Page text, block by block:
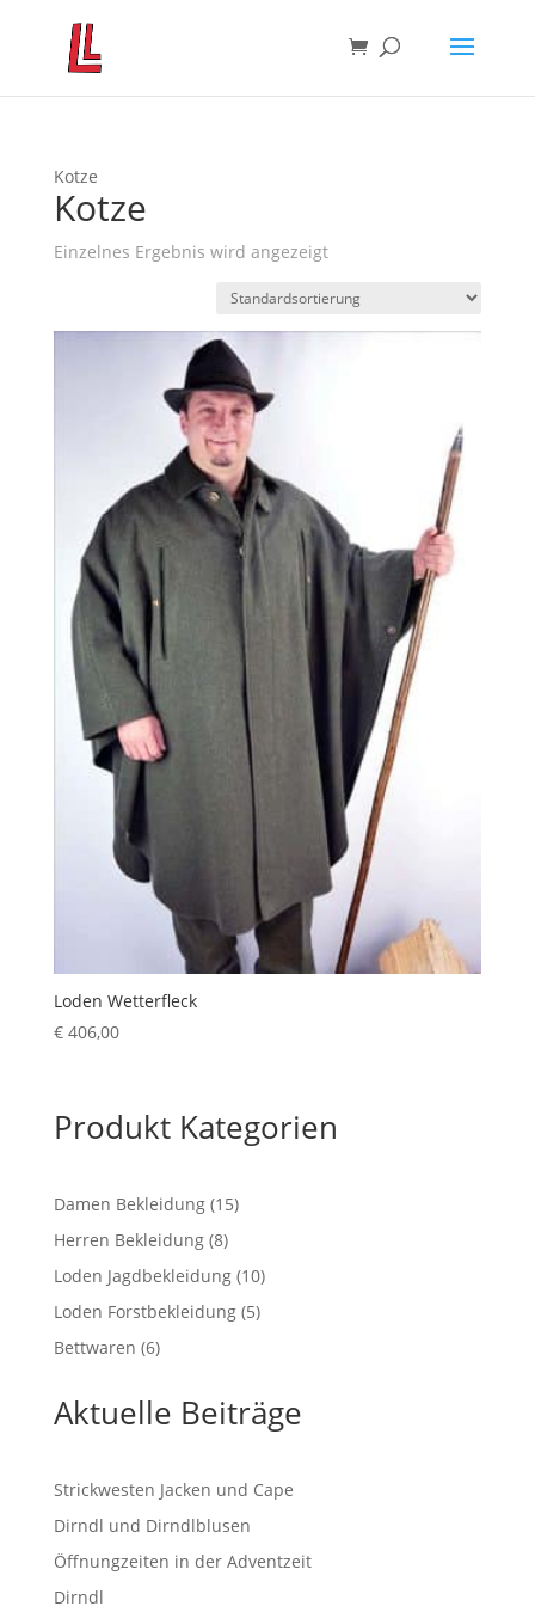
Kotze
Kotze
Einzelnes Ergebnis wird angezeigt
Loden Wetterfleck
€406,00
Produkt Kategorien
Damen Bekleidung 1515
Herren Bekleidung 88
Produkte
Loden Jagdbekleidung 1010
Loden Forstbekleidung 55
Bettwaren 66
Aktuelle Beiträge
Strickwesten Jacken und Cape
Dirndl und Dirndlblusen
Öffnungzeiten in der Adventzeit
Dirndl